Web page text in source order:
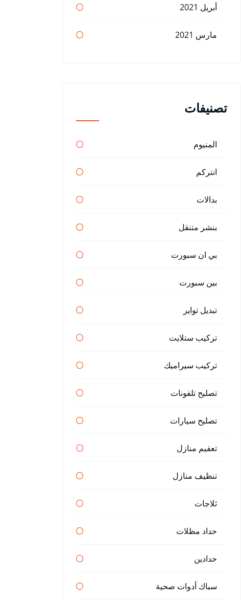
أبريل 2021
مارس 2021
تصنيفات
المنيوم
انتركم
بدالات
بنشر متنقل
بي ان سبورت
بين سبورت
تبديل تواير
تركيب ستلايت
تركيب سيراميك
تصليح تلفونات
تصليح سيارات
تعقيم منازل
تنظيف منازل
ثلاجات
حداد مظلات
حدادين
سباك أدوات صحية